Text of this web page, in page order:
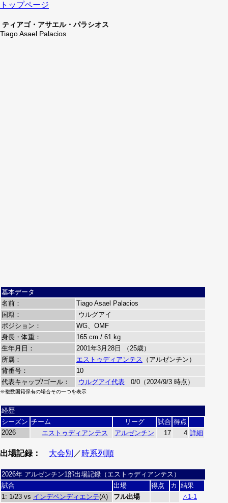
トップページ
ティアゴ・アサエル・パラシオス
Tiago Asael Palacios
基本データ
名前：
Tiago Asael Palacios
国籍：
ウルグアイ
ポジション：
WG、OMF
身長・体重：
165 cm / 61 kg
生年月日：
2001年3月28日 （25歳）
所属：
エストゥディアンテス （アルゼンチン）
背番号：
10
代表キャップ/ゴール：
ウルグアイ代表 0/0（2024/9/3 時点）
※複数国籍保有の場合その一つを表示
経歴
シーズン チーム リーグ 試合 得点
2026
エストゥディアンテス アルゼンチン 17 4 詳細
出場記録： 大会別 ／時系列順
2026年 アルゼンチン1部出場記録（エストゥディアンテス）
試合
出場 得点 カ 結果
1: 1/23 vs インデペンディエンテ(A) フル出場
△1-1